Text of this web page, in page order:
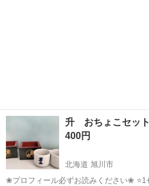
升 おちょこセット
400円
北海道 旭川市
❀プロフィール必ずお読みください❀ ⭐️1セット（升 お猪口）🍶¥400